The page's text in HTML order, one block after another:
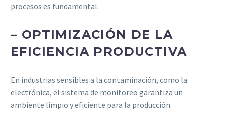
procesos es fundamental.
– OPTIMIZACIÓN DE LA
EFICIENCIA PRODUCTIVA
En industrias sensibles a la contaminación, como la
electrónica, el sistema de monitoreo garantiza un
ambiente limpio y eficiente para la producción.